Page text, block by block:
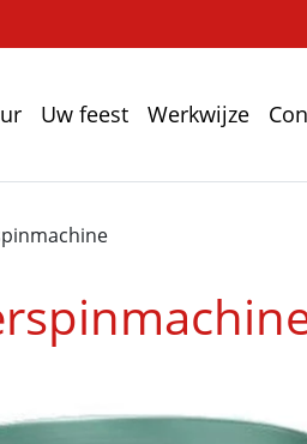
Uw feest Werkwijze